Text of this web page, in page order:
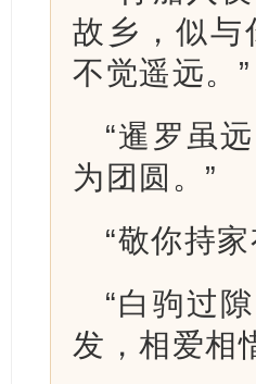
故乡，似与
不觉遥远。”
“暹罗虽
为团圆。”
“敬你持
“白驹过
发，相爱相